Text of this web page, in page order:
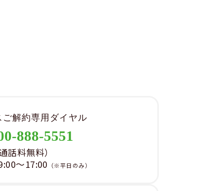
ご解約専用ダイヤル
888-5551
話料無料）
～17:00
（※平日のみ）